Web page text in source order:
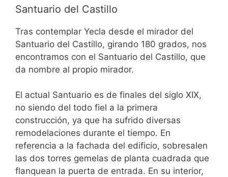
Santuario del Castillo
Tras contemplar Yecla desde el mirador del
Santuario del Castillo, girando 180 grados, nos
encontramos con el Santuario del Castillo, que
da nombre al propio mirador.
El actual Santuario es de finales del siglo XIX,
no siendo del todo fiel a la primera
construcción, ya que ha sufrido diversas
remodelaciones durante el tiempo. En
referencia a la fachada del edificio, sobresalen
las dos torres gemelas de planta cuadrada que
flanquean la puerta de entrada. En su interior,